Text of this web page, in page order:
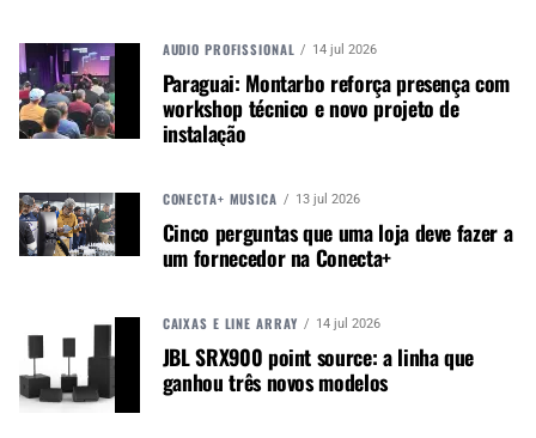
CONTINUE ACOMPANHANDO
Receba novas matérias do Música & Mercado no
Canal WhatsApp
A configuração inclui arranjos principais esquerdo
AUDIO PROFISSIONAL 14 jul 2026
Paraguai: Montarbo reforça presença com
workshop técnico e novo projeto de
instalação
CONECTA+ MÚSICA 13 jul 2026
Cinco perguntas que uma loja deve fazer a
um fornecedor na Conecta+
CAIXAS E LINE ARRAY 14 jul 2026
JBL SRX900 point source: a linha que
ganhou três novos modelos